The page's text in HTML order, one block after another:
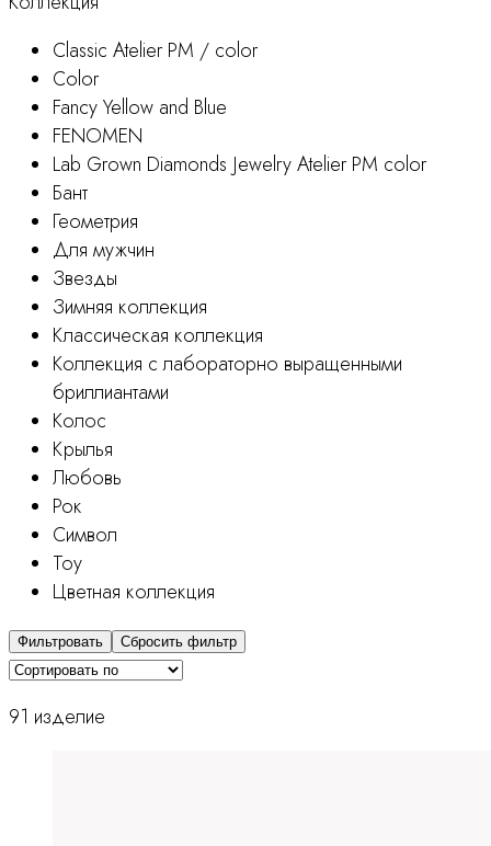
Classic Atelier PM / color
Color
Fancy Yellow and Blue
FENOMEN
Lab Grown Diamonds Jewelry Atelier PM color
Бант
Геометрия
Для мужчин
Звезды
Зимняя коллекция
Классическая коллекция
Коллекция с лабораторно выращенными
бриллиантами
Колос
Крылья
Любовь
Рок
Символ
Тоу
Цветная коллекция
Фильтровать Сбросить фильтр
91 изделие